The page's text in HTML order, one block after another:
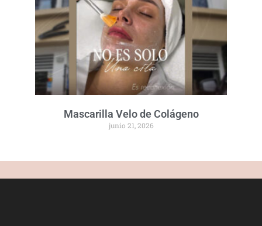
Mascarilla Velo de Colágeno
junio 21, 2026